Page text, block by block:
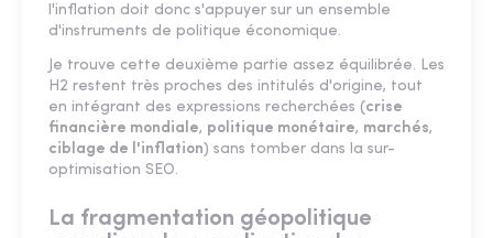
l'inflation doit donc s'appuyer sur un ensemble
d'instruments de politique économique.
Je trouve cette deuxième partie assez équilibrée. Les
H2 restent très proches des intitulés d'origine, tout
en intégrant des expressions recherchées (crise
financière mondiale, politique monétaire, marchés,
ciblage de l'inflation) sans tomber dans la sur-
optimisation SEO.
La fragmentation géopolitique